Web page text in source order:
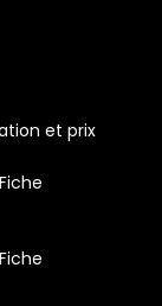
et prix